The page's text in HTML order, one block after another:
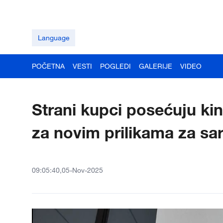
Language
POČETNA VESTI POGLEDI GALERIJE VIDEO
Strani kupci posećuju
za novim prilikama za
09:05:40,05-Nov-2025